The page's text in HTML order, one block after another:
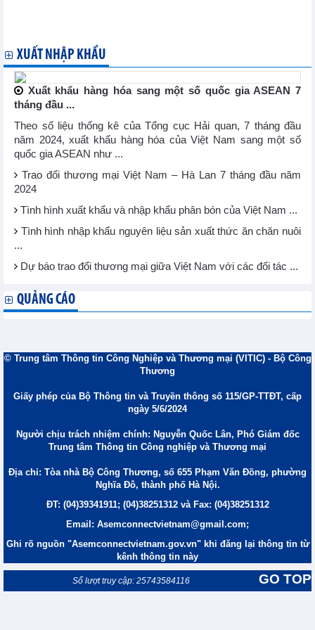
XUẤT NHẬP KHẨU
Xuất khẩu hàng hóa sang một số quốc gia ASEAN 7
tháng đầu ...
Theo số liệu thống kê của Tổng cục Hải quan, 7 tháng đầu
năm 2024, xuất khẩu hàng hóa của Việt Nam sang một số
quốc gia ASEAN như ...
Trao đổi thương mại Việt Nam – Hà Lan 7 tháng đầu năm
2024
Tình hình xuất khẩu và nhập khẩu phân bón của Việt Nam ...
Tình hình nhập khẩu nguyên liệu sản xuất thức ăn chăn nuôi
...
Dự báo trao đổi thương mại giữa Việt Nam với các đối tác ...
QUẢNG CÁO
© Trung tâm Thông tin Công Nghiệp và Thương mại (VITIC) - Bộ Công
Thương
Giấy phép của Bộ Thông tin và Truyền thông số 115/GP-TTĐT, cấp
ngày 5/6/2024
Người chịu trách nhiệm chính: Nguyễn Quốc Lân, Phó Giám đốc
Trung tâm Thông tin Công nghiệp và Thương mại
Địa chỉ: Tòa nhà Bộ Công Thương, số 655 Phạm Văn Đồng, phường
Nghĩa Đô, thành phố Hà Nội.
ĐT: (04)39341911; (04)38251312 và Fax: (04)38251312
Email: Asemconnectvietnam@gmail.com;
Ghi rõ nguồn "Asemconnectvietnam.gov.vn" khi đăng lại thông tin từ
kênh thông tin này
GO TOP
Số lượt truy cập: 25743584116